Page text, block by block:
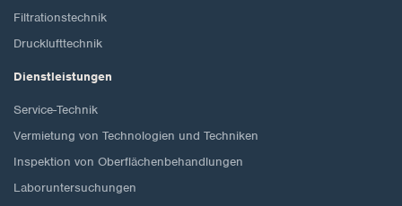
Filtrationstechnik
Drucklufttechnik
Dienstleistungen
Service-Technik
Vermietung von Technologien und Techniken
Inspektion von Oberflächenbehandlungen
Laboruntersuchungen